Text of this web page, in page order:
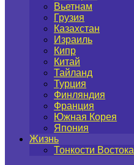
Вьетнам
Грузия
Казахстан
Израиль
Кипр
Китай
Тайланд
Турция
Финляндия
Франция
Южная Корея
Япония
Жизнь
Тонкости Востока